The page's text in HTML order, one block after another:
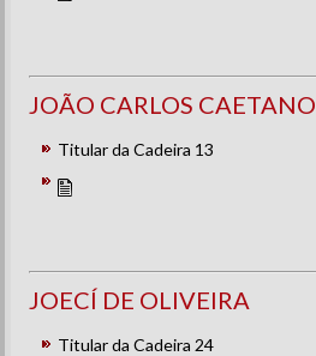
JOÃO CARLOS CAETANO
Titular da Cadeira 13
JOECÍ DE OLIVEIRA
Titular da Cadeira 24